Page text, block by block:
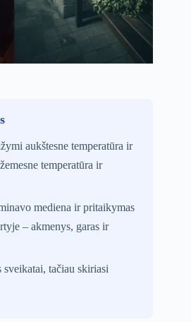
aukštesne temperatūra ir
temperatūra ir
mediena ir pritaikymas
– akmenys, garas ir
tačiau skiriasi